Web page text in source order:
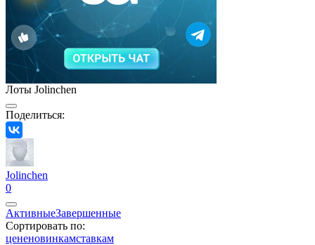
Лоты Jolinchen
Поделиться:
Jolinchen
0
АктивныеЗавершенные
Сортировать по:
цененовинкамставкам